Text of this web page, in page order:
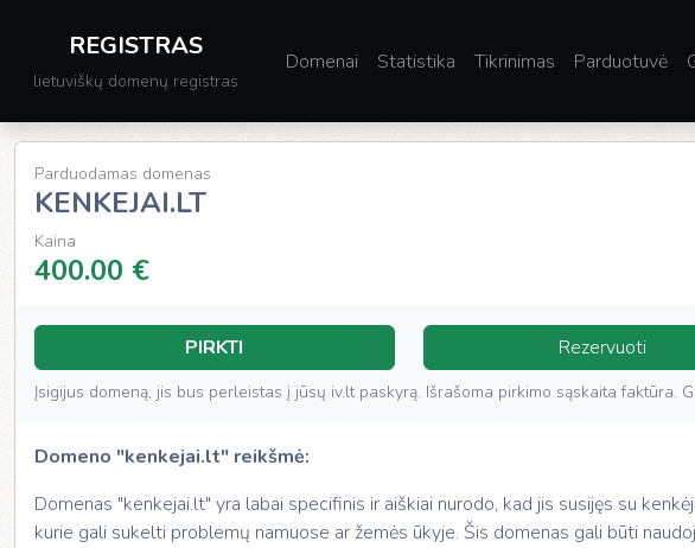
REGISTRAS
lietuviškų domenų registras
Domenai Statistika Tikrinimas Parduotuvė
Parduodamas domenas
KENKEJAI.LT
Kaina
400.00 €
PIRKTI Rezervuoti
Įsigijus domeną, jis bus perleistas į jūsų iv.lt paskyrą. Išrašoma pirkimo sąskaita faktūra.
Domeno "kenkejai.lt" reikšmė:
Domenas "kenkejai.lt" yra labai specifinis ir aiškiai nurodo, kad jis susijęs su
kurie gali sukelti problemų namuose ar žemės ūkyje. Šis domenas gali būti